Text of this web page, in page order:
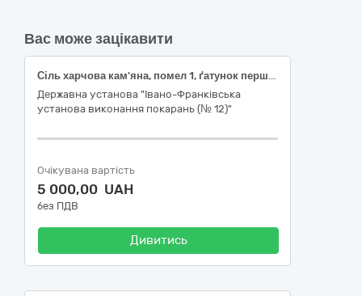
Вас може зацікавити
Сіль харчова кам'яна, помел 1, ґатунок перший, 1 кг (ДК 021:2015:15870000-7 Заправки та приправи)
Державна установа "Івано-Франківська
установа виконання покарань (№ 12)"
Очікувана вартість
5 000,00 UAH
без ПДВ
Дивитись